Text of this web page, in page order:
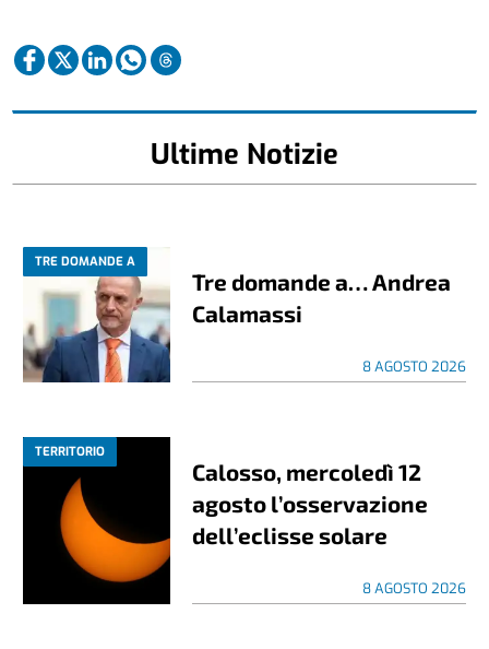
Ultime Notizie
TRE DOMANDE A
Tre domande a… Andrea
Calamassi
8 AGOSTO 2026
TERRITORIO
Calosso, mercoledì 12
agosto l’osservazione
dell’eclisse solare
8 AGOSTO 2026